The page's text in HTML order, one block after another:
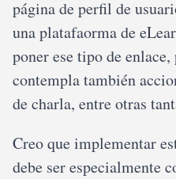
página de perfil de
una platafaorma de
poner ese tipo de
contempla también
de charla, entre otras
Creo que implementar
debe ser especialmente